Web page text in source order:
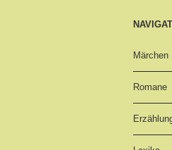
Märchen
Romane